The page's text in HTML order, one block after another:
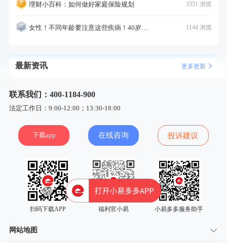
理财小百科：如何做好家庭保险规划 3351 浏览
女性！不同年龄要注意这些疾病！40岁的这个疾病最需要注意！ 1144 浏览
最新资讯 更多更新
联系我们：400-1184-900
法定工作日：9:00-12:00；13:30-18:00
下载app 在线咨询 投诉建议
扫码下载APP 福利官小易 小易多多服务助手
网站地图